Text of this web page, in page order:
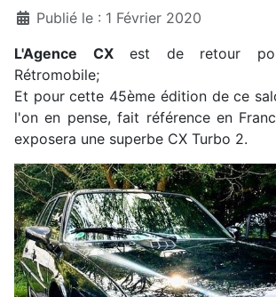
Publié le : 1 Février 2020
L'Agence CXest de retour
Rétromobile;
Et pour cette 45ème édition de ce
l'on en pense, fait référence en
exposera une superbe CX Turbo 2.